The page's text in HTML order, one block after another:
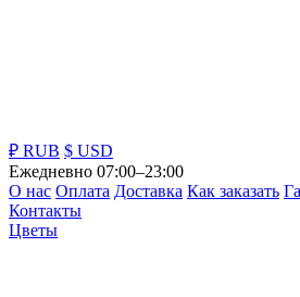
₽ RUB $ USD
Ежедневно 07:00–23:00
О нас Оплата Доставка Как заказать
Контакты
Цветы